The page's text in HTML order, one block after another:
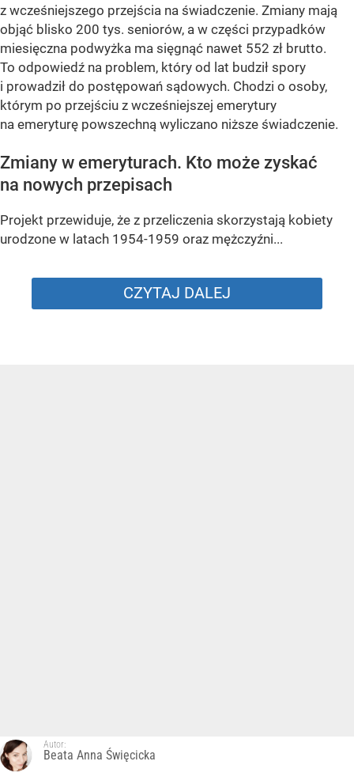
z wcześniejszego przejścia na świadczenie. Zmiany mają
objąć blisko 200 tys. seniorów, a w części przypadków
miesięczna podwyżka ma sięgnąć nawet 552 zł brutto.
To odpowiedź na problem, który od lat budził spory
i prowadził do postępowań sądowych. Chodzi o osoby,
którym po przejściu z wcześniejszej emerytury
na emeryturę powszechną wyliczano niższe świadczenie.
Zmiany w emeryturach. Kto może zyskać
na nowych przepisach
Projekt przewiduje, że z przeliczenia skorzystają kobiety
urodzone w latach 1954-1959 oraz mężczyźni...
CZYTAJ DALEJ
Autor:
Beata Anna Święcicka